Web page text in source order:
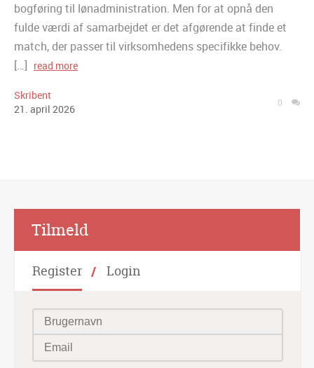
bogføring til lønadministration. Men for at opnå den
fulde værdi af samarbejdet er det afgørende at finde et
match, der passer til virksomhedens specifikke behov.
[…] read more
Skribent
21 . april 2026 0
Tilmeld
Register Login